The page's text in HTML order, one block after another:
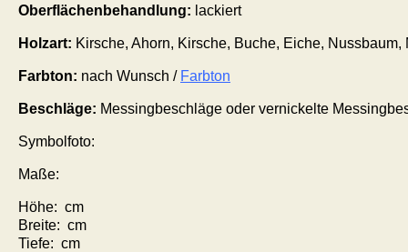
Oberflächenbehandlung: lackiert
Holzart: Kirsche, Ahorn, Kirsche, Buche, Eiche, Nussbaum,
Farbton: nach Wunsch / Farbton
Beschläge: Messingbeschläge oder vernickelte Messing
Symbolfoto:
Maße:
Höhe: cm
Breite: cm
Tiefe: cm